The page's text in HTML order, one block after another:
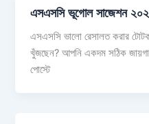
এসএসসি ভূগোল সাজেশন
এসএসসি ভালো রেসালত করার
খুঁজছেন? আপনি একদম সঠিক
পোস্টে